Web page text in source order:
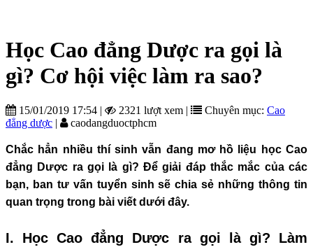
Học Cao đẳng Dược ra gọi là
gì? Cơ hội việc làm ra sao?
15/01/2019 17:54 | 2321 lượt xem | Chuyên mục: Cao
đẳng dược | caodangduoctphcm
Chắc hẳn nhiều thí sinh vẫn đang mơ hồ liệu học Cao
đẳng Dược ra gọi là gì? Để giải đáp thắc mắc của các
bạn, ban tư vấn tuyển sinh sẽ chia sẻ những thông tin
quan trọng trong bài viết dưới đây.
I. Học Cao đẳng Dược ra gọi là gì? Làm